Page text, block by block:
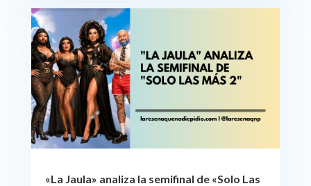
«La Jaula» analiza la semifinal de «Solo Las